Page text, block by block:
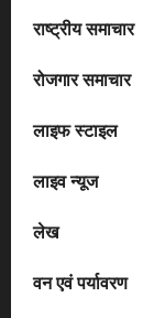
राष्ट्रीय समाचार
रोजगार समाचार
लाइफ स्टाइल
लाइव न्यूज
लेख
वन एवं पर्यावरण